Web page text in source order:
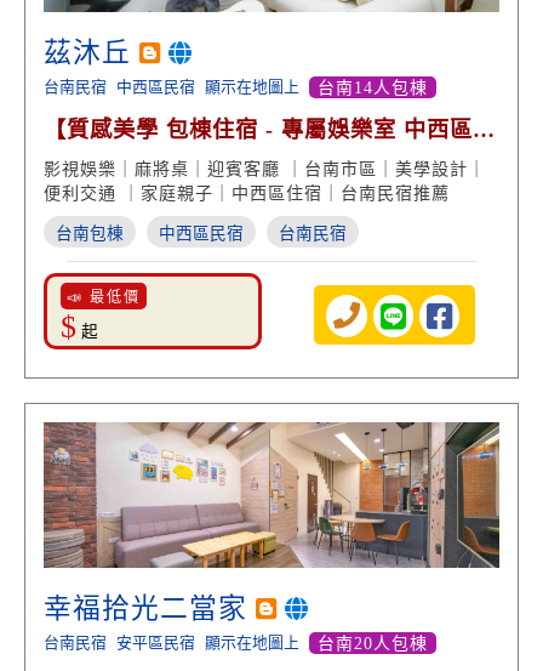
茲沐丘
台南民宿 中西區民宿 顯示在地圖上 台南14人包棟
【質感美學 包棟住宿 - 專屬娛樂室 中西區便
利交通】
影視娛樂｜麻將桌｜迎賓客廳 ｜台南市區｜美學設計｜
便利交通 ｜家庭親子｜中西區住宿｜台南民宿推薦
台南包棟 中西區民宿 台南民宿
📣 最低價
$ 起
幸福拾光二當家
台南民宿 安平區民宿 顯示在地圖上 台南20人包棟